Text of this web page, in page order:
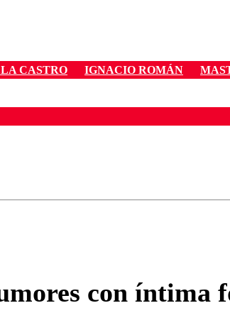
CASTRO IGNACIO ROMÁN
con íntima